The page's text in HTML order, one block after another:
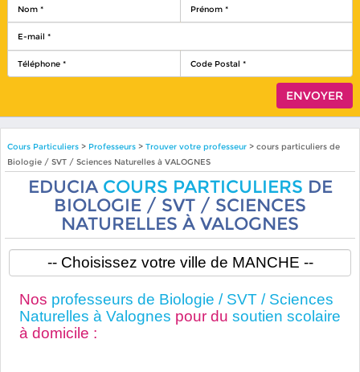
Cours Particuliers> Professeurs > Trouver votre professeur> cours particuliers de
Biologie / SVT / Sciences Naturelles à VALOGNES
EDUCIA COURS PARTICULIERS DE
BIOLOGIE / SVT / SCIENCES
NATURELLES À VALOGNES
Nos professeurs de Biologie / SVT / Sciences
Naturelles à Valognes pour du soutien scolaire
à domicile :